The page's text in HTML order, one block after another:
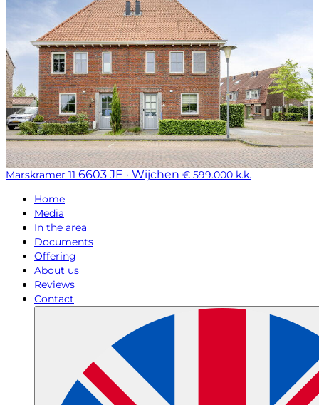
Marskramer 11 6603 JE · Wijchen € 599.000 k.k.
Home
Media
In the area
Documents
Offering
About us
Reviews
Contact